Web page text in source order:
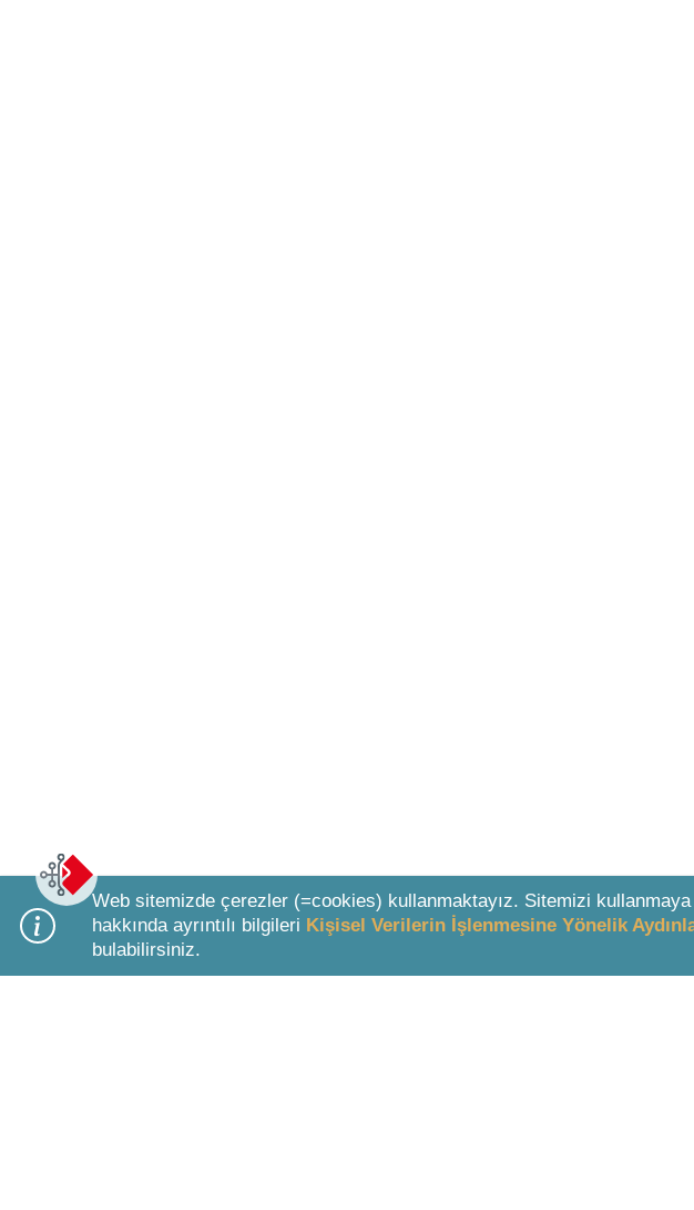
Bottom Search Toolbar Highlight Text
Web sitemizde çerezler (=cookies) kullanmaktayız. Sitemizi
hakkında ayrıntılı bilgileri Kişisel Verilerin İşlenmesine Yönelik
bulabilirsiniz.